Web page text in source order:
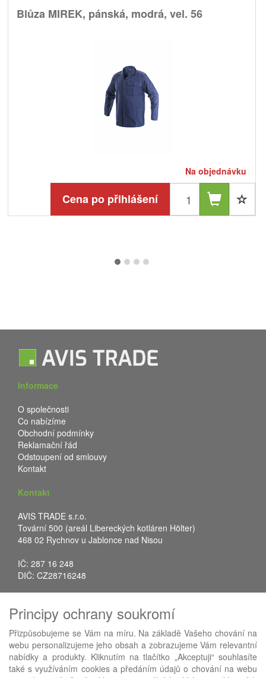
Blůza MIREK, pánská, modrá, vel. 56
Na objednávku
Cena po přihlášení
Informace
O společnosti
Co nabízíme
Obchodní podmínky
Reklamační řád
Odstoupení od smlouvy
Kontakt
Kontakt
AVIS TRADE s.r.o.
Tovární 500 (areál Libereckých kotláren Hölter)
468 02 Rychnov u Jablonce nad Nisou
IČ: 287 16 248
DIČ: CZ28716248
Fax: +420 483 034 590
E-mail:info@avistrade.cz
Web:www.avistrade.cz
Principy ochrany soukromí
Přizpůsobujeme se Vám na míru. Na základě Vašeho chování na
webu personalizujeme jeho obsah a zobrazujeme Vám relevantní
nabídky a produkty. Kliknutím na tlačítko „Akceptuji“ souhlasíte
také s využíváním cookies a předáním údajů o chování na webu